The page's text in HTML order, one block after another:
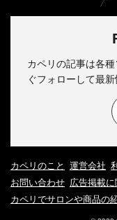
カペリの記事は各
ぐフォローして最
カペリのこと 運営会社
お問い合わせ 広告掲載
カペリでサロンや商品の